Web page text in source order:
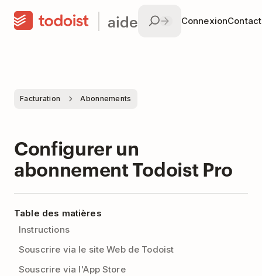
aide Connexion
Facturation Abonnements
Configurer un
abonnement Todoist Pro
Table des matières
Instructions
Souscrire via le site Web de Todoist
Souscrire via l'App Store